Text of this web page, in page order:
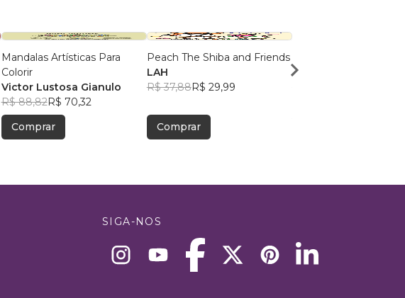
Mandalas Artísticas Para
Colorir
Victor Lustosa Gianulo
R$ 88,82R$ 70,32
Comprar
Peach The Shiba and Friends
LAH
R$ 37,88R$ 29,99
Comprar
Anna Aires
SIGA-NOS